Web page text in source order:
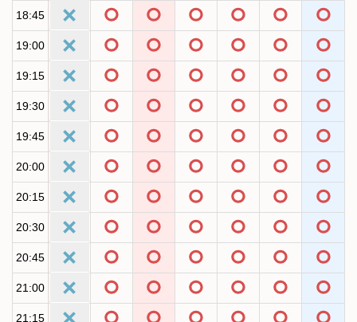
18:45
19:00
19:15
19:30
19:45
20:00
20:15
20:30
20:45
21:00
21:15